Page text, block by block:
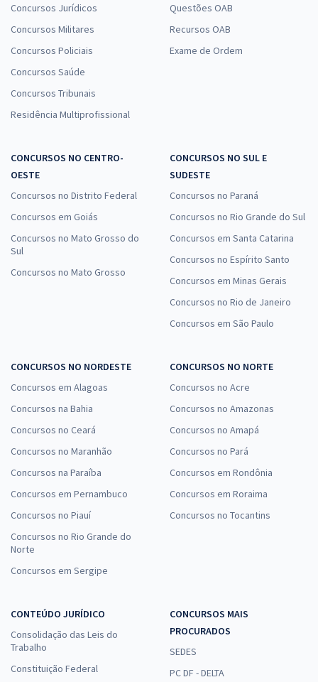
Concursos Jurídicos
Concursos Militares
Concursos Policiais
Concursos Saúde
Concursos Tribunais
Residência Multiprofissional
Questões OAB
Recursos OAB
Exame de Ordem
CONCURSOS NO CENTRO-
OESTE
Concursos no Distrito Federal
Concursos em Goiás
Concursos no Mato Grosso do
Sul
Concursos no Mato Grosso
CONCURSOS NO SUL E
SUDESTE
Concursos no Paraná
Concursos no Rio Grande do Sul
Concursos em Santa Catarina
Concursos no Espírito Santo
Concursos em Minas Gerais
Concursos no Rio de Janeiro
Concursos em São Paulo
CONCURSOS NO NORDESTE
Concursos em Alagoas
Concursos na Bahia
Concursos no Ceará
Concursos no Maranhão
Concursos na Paraíba
Concursos em Pernambuco
Concursos no Piauí
Concursos no Rio Grande do
Norte
Concursos em Sergipe
CONCURSOS NO NORTE
Concursos no Acre
Concursos no Amazonas
Concursos no Amapá
Concursos no Pará
Concursos em Rondônia
Concursos em Roraima
Concursos no Tocantins
CONTEÚDO JURÍDICO
Consolidação das Leis do
Trabalho
Constituição Federal
CONCURSOS MAIS
PROCURADOS
SEDES
PC DF - DELTA